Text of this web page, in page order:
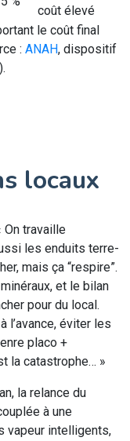
coût élevé
le coût final
: ANAH, dispositif
locaux
On travaille
les enduits terre-
mais ça “respire”.
et le bilan
pour du local.
l’avance, éviter les
placo +
la catastrophe… »
la relance du
à une
vapeur intelligents,